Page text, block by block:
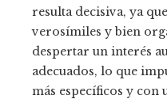
resulta decisiva, ya
verosímiles y bien
despertar un interés
adecuados, lo que
más específicos y con